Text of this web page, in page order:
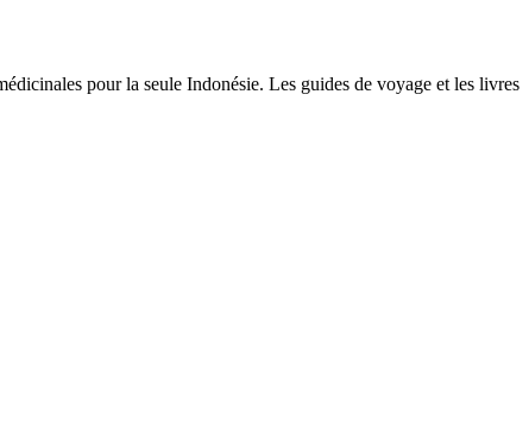
pour la seule Indonésie. Les guides de voyage et les livres